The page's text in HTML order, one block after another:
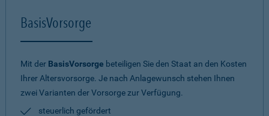
BasisVorsorge
Mit der BasisVorsorge beteiligen Sie den Staat an den Kosten
Ihrer Altersvorsorge. Je nach Anlagewunsch stehen Ihnen
zwei Varianten der Vorsorge zur Verfügung.
steuerlich gefördert